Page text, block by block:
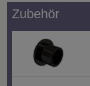
Zubehör